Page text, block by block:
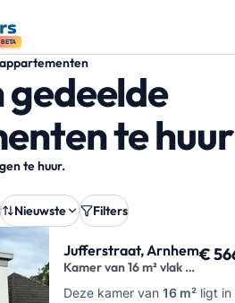
BETA
gedeelde
te huur
te huur.
Nieuwste Filters
Jufferstraat, Arnhem
Kamer van 16 m² vlak bij
centrum Arnhem
€
Deze kamer van 16 m² ligt in